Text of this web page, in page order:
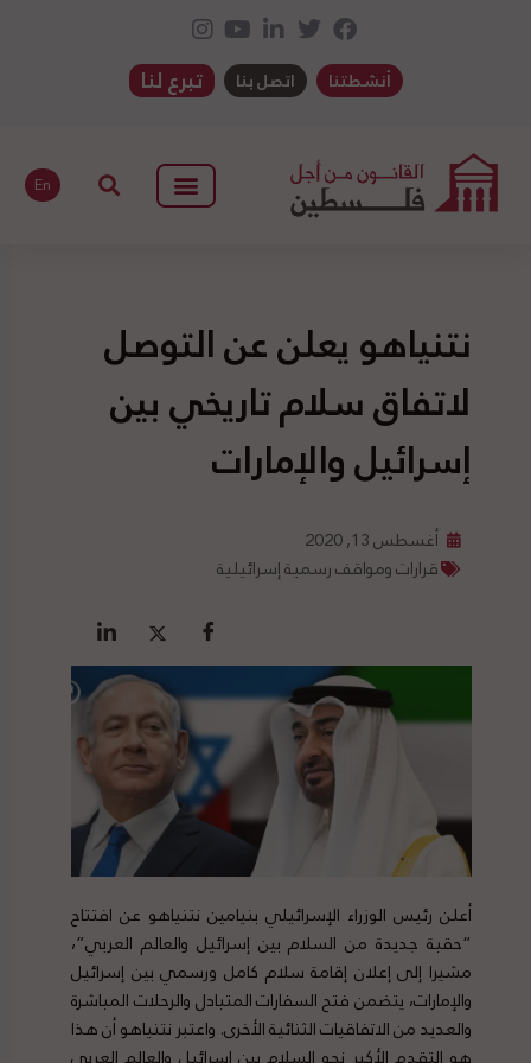
أنشطتنا اتصل بنا تبرع لنا
En
نتنياهو يعلن عن التوصل
لاتفاق سلام تاريخي بين
إسرائيل والإمارات
أغسطس 13, 2020
قرارات ومواقف رسمية إسرائيلية
أعلن رئيس الوزراء الإسرائيلي بنيامين نتنياهو عن افتتاح
“حقبة جديدة من السلام بين إسرائيل والعالم العربي”،
مشيرا إلى إعلان إقامة سلام كامل ورسمي بين إسرائيل
والإمارات، يتضمن فتح السفارات المتبادل والرحلات المباشرة
والعديد من الاتفاقيات الثنائية الأخرى. واعتبر نتنياهو أن هذا
هو التقدم الأكبر نحو السلام بين إسرائيل والعالم العربي